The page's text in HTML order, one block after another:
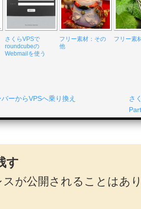
さくらVPSで
roundcubeの
Webmailを使う
フリー素材：その
他
フリー素
ーからVPSへ乗り換え
さ
す
スが公開されることはあ